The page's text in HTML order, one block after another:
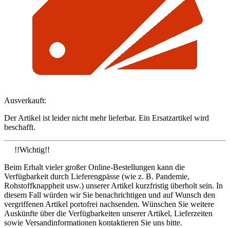
Ausverkauft:
Der Artikel ist leider nicht mehr lieferbar. Ein Ersatzartikel wird
beschafft.
!!Wichtig!!
Beim Erhalt vieler großer Online-Bestellungen kann die
Verfügbarkeit durch Lieferengpässe (wie z. B. Pandemie,
Rohstoffknappheit usw.) unserer Artikel kurzfristig überholt sein. In
diesem Fall würden wir Sie benachrichtigen und auf Wunsch den
vergriffenen Artikel portofrei nachsenden. Wünschen Sie weitere
Auskünfte über die Verfügbarkeiten unserer Artikel, Lieferzeiten
sowie Versandinformationen kontaktieren Sie uns bitte.